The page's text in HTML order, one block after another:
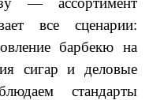
все сценарии:
барбекю на
сигар и деловые
стандарты